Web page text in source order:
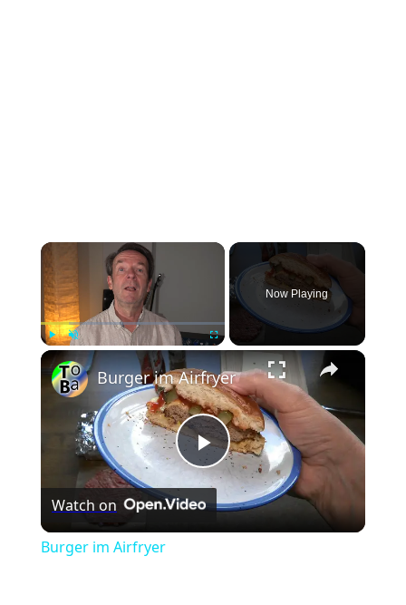
Unmute Fullscreen
Now Playing
Play
Video
Burger im Airfryer
Watch on
Burger im Airfryer